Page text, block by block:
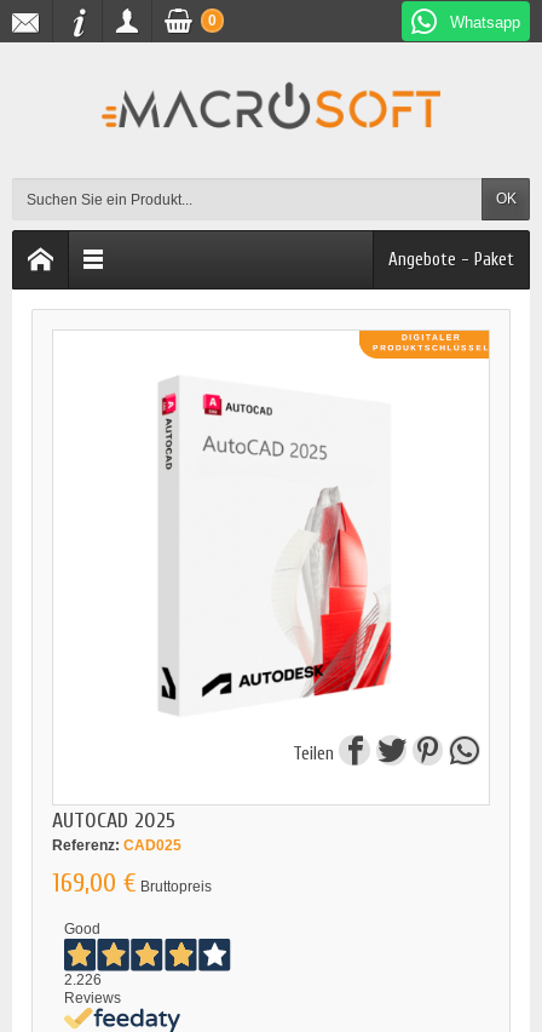
Whatsapp
OK
0
Angebote - Paket
Teilen
AUTOCAD 2025
Referenz: CAD025
169,00 € Bruttopreis
Good
2.226
Reviews